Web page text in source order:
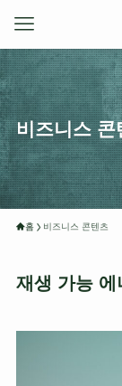
비즈니스 콘
홈 비즈니스 콘텐츠
재생 가능 에